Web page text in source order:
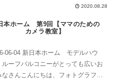
撮り方の最終段階というところにき
夜景の撮り方① 準備が大切・撮影
2020.08.28
本ホーム 第9回【ママのための
カメラ教室】
06-04 新日本ホーム モデルハウ
ーフバルコニーがとっても広いお
なさんこんにちは、フォトグラファ